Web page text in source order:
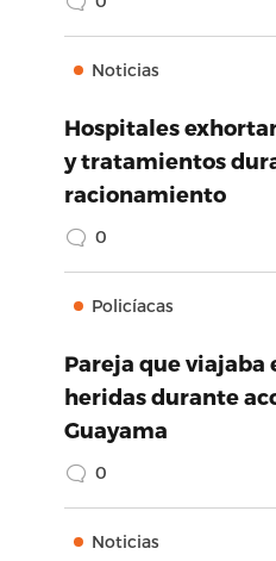
Noticias
Hospitales
y tratamientos
racionamiento
0
Policíacas
Pareja que viajaba
heridas durante
Guayama
0
Noticias